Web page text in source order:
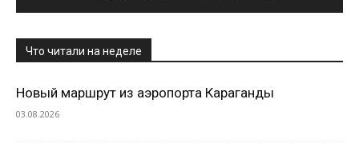
Что читали на неделе
Новый маршрут из аэропорта Караганды
03.08.2026